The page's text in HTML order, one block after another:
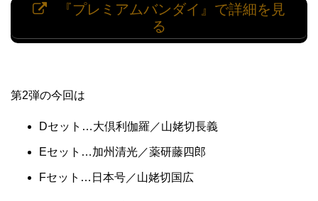
『プレミアムバンダイ』で詳細を見
る
第2弾の今回は
Dセット…大倶利伽羅／山姥切長義
Eセット…加州清光／薬研藤四郎
Fセット…日本号／山姥切国広